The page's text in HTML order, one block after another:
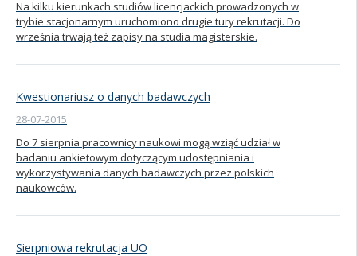
Kandydat
Absolwent
Na kilku kierunkach studiów licencjackich prowadzonych w
trybie stacjonarnym uruchomiono drugie tury rekrutacji. Do
września trwają też zapisy na studia magisterskie.
Kwestionariusz o danych badawczych
28-07-2015
Do 7 sierpnia pracownicy naukowi mogą wziąć udział w
badaniu ankietowym dotyczącym udostępniania i
wykorzystywania danych badawczych przez polskich
naukowców.
Sierpniowa rekrutacja UO